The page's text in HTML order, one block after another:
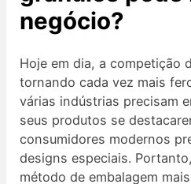
negócio?
Hoje em dia, a competição
tornando cada vez mais
várias indústrias precisam
seus produtos se
consumidores modernos
designs especiais.
método de embalagem